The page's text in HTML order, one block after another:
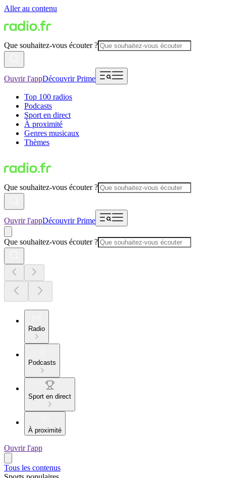
Aller au contenu
Que souhaitez-vous écouter ?
Ouvrir l'appDécouvrir Prime
Top 100 radios
Podcasts
Sport en direct
À proximité
Genres musicaux
Thèmes
Que souhaitez-vous écouter ?
Ouvrir l'appDécouvrir Prime
Que souhaitez-vous écouter ?
Radio
Podcasts
Sport en direct
À proximité
Ouvrir l'app
Tous les contenus